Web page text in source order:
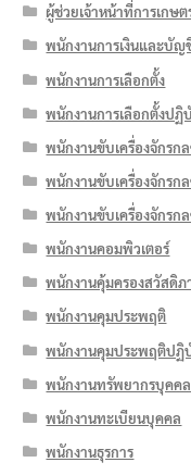
ผู้ช่วยเจ้าหน้าที่การเกษต
พนักงานการเงินและบัญ
พนักงานการเลือกตั้ง
พนักงานการเลือกตั้งปฏิ
พนักงานขับเครื่องจักรก
พนักงานขับเครื่องจักรก
พนักงานขับเครื่องจักรก
พนักงานคอมพิวเตอร์
พนักงานคุ้มครองสวัสดิภ
พนักงานคุมประพฤติ
พนักงานคุมประพฤติปฏิ
พนักงานทรัพยากรบุคคล
พนักงานทะเบียนบุคคล
พนักงานธุรการ